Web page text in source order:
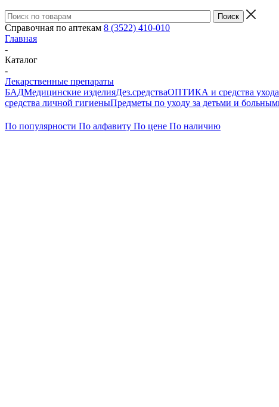
Справочная по аптекам 8 (3522) 410-010
Главная
-
Каталог
-
Лекарственные препараты
БАДМедицинские изделияДез.средстваОПТИКА и средства ухода
средства личной гигиеныПредметы по уходу за детьми и
По популярности По алфавиту По цене По наличию